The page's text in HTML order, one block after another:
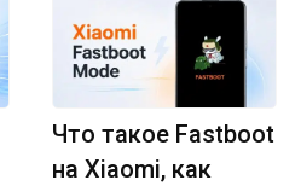
Что такое Fastboot
на Xiaomi, как